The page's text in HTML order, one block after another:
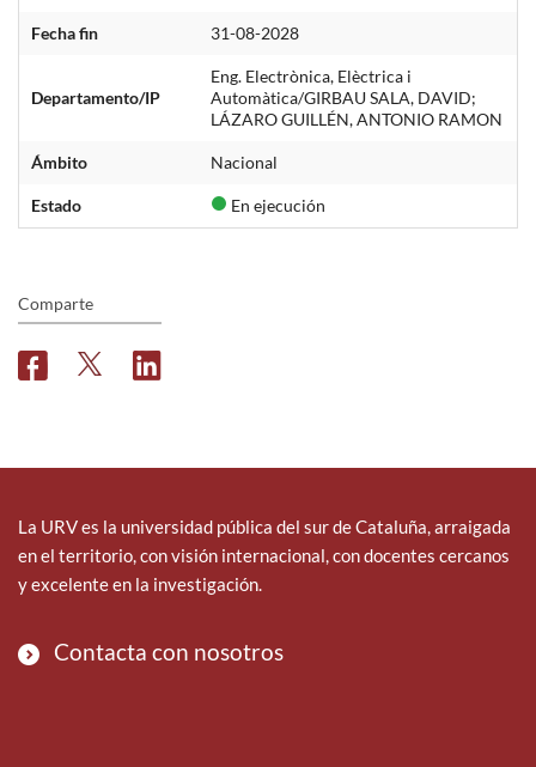
Fecha fin 31-08-2028
Departamento/IP
Eng. Electrònica, Elèctrica i
Automàtica/GIRBAU SALA, DAVID;
LÁZARO GUILLÉN, ANTONIO RAMON
Ámbito Nacional
Estado En ejecución
Comparte
F
b
o
T
t
r
L
e
i
La URV es la universidad pública del sur de Cataluña, arraigada
en el territorio, con visión internacional, con docentes cercanos
y excelente en la investigación.
Contacta con nosotros